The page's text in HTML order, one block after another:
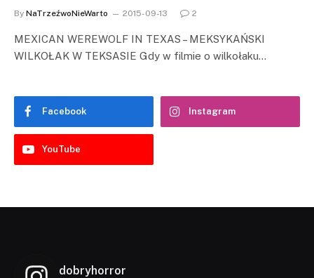
By NaTrzeźwoNieWarto 2015-09-13 2
MEXICAN WEREWOLF IN TEXAS – MEKSYKAŃSKI
WILKOŁAK W TEKSASIE Gdy w filmie o wilkołaku…
Facebook Instagram
YouTube
dobryhorror